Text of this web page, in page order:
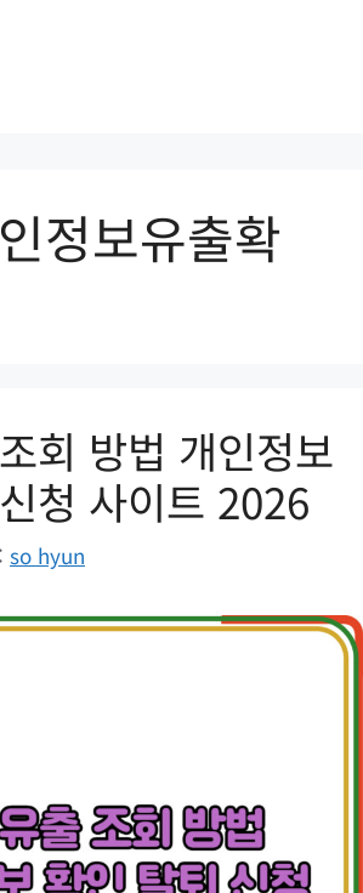
정보유출확
회 방법 개인정보
청 사이트 2026
so hyun